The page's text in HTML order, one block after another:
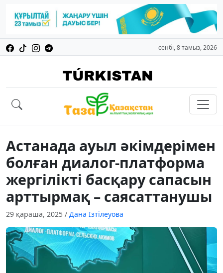
сенбі, 8 тамыз, 2026
Астанада ауыл әкімдерімен
болған диалог-платформа
жергілікті басқару сапасын
арттырмақ – саясаттанушы
29 қараша, 2025 / Дана Ізтілеуова